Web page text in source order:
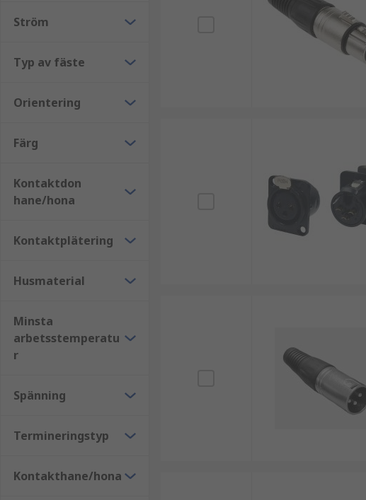
Börja med att identifiera antal poler och om kontakten ska
ska monteras på kabel eller i panel samt vilka mekaniska
RS PRO – XLR-kontakter med pålitlig kvalitet
I sortimentet finns även XLR-kontakter från RS PRO. Vårt
vilket gör RS PRO till ett tryggt val för både installation och
Ljud- och videokontaktdon
Hitta rätt XLR-kontakter hos RS
Vi på RS Components erbjuder ett brett sortiment, hög
din applikation.
Ström
Typ av fäste
Orientering
Färg
Kontaktdon
hane/hona
Kontaktplätering
Husmaterial
Minsta
arbetsstemperatu
r
Spänning
Termineringstyp
Kontakthane/hona